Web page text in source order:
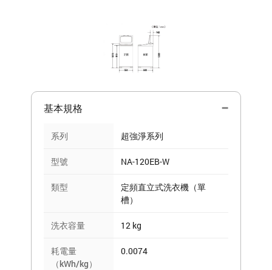
基本規格
系列 超強淨系列
型號 NA-120EB-W
類型
定頻直立式洗衣機（單
槽）
洗衣容量 12 kg
耗電量
（kWh/kg）
0.0074